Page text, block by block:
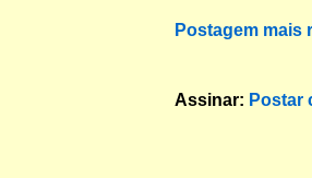
Postagem mais
Assinar: Postar